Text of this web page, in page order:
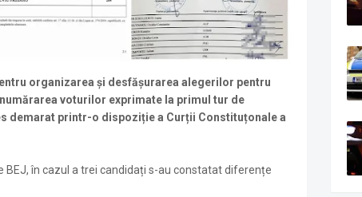
organizarea şi desfăşurarea alegerilor pentru
voturilor exprimate la primul tur de
demarat printr-o dispoziție a Curții Constituțonale a
în cazul a trei candidați s-au constatat diferențe